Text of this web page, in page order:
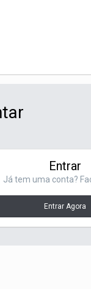
Entrar
Já tem uma conta?
Entrar Agora